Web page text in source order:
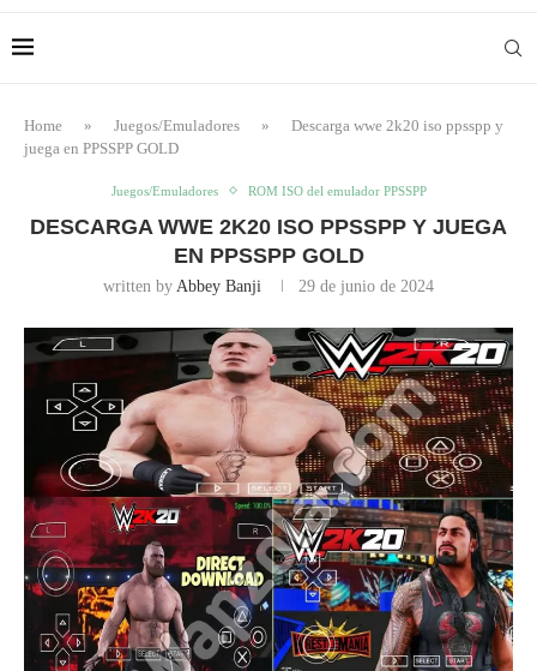
Home » Juegos/Emuladores »
Descarga wwe 2k20 iso ppsspp y
juega en PPSSPP GOLD
Juegos/Emuladores ROM ISO del emulador PPSSPP
DESCARGA WWE 2K20 ISO PPSSPP Y JUEGA
EN PPSSPP GOLD
written by Abbey Banji 29 de junio de 2024